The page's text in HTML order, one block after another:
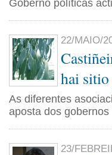
Goberno políticas
22/MAIO/
hai sitio
As diferentes
aposta dos
23/